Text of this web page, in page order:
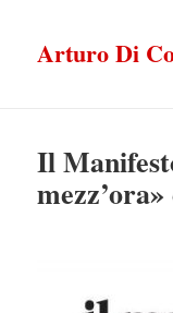
Arturo Di
Il